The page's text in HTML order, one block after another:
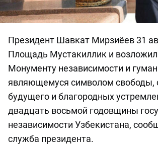
Президент Шавкат Мирзиёев 31
Площадь Мустакиллик и
Монументу независимости и
являющемуся символом свободы,
будущего и благородных
двадцать восьмой годовщины
независимости Узбекистана,
служба президента.